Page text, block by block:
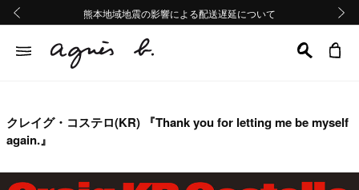
熊本地域地震の影響による配送遅延について
Summer Sale 2buy10%OFF!!
熊本地域地震の影響による配送遅延について
Summer Sale 2buy10%OFF!!
クレイグ・コステロ(KR) 『Thank you for letting me be myself
again.』